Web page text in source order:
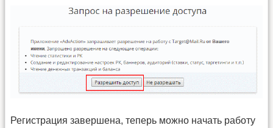
Регистрация завершена, теперь можно начать работу